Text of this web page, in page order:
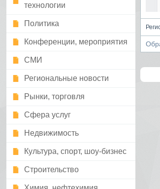
технологии
Политика
Конференции, мероприятия
СМИ
Региональные новости
Рынки, торговля
Сфера услуг
Недвижимость
Культура, спорт, шоу-бизнес
Строительство